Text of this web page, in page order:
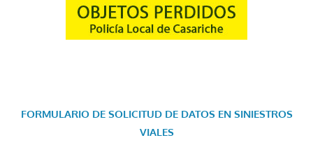
FORMULARIO DE SOLICITUD DE DATOS EN SINIESTROS
VIALES